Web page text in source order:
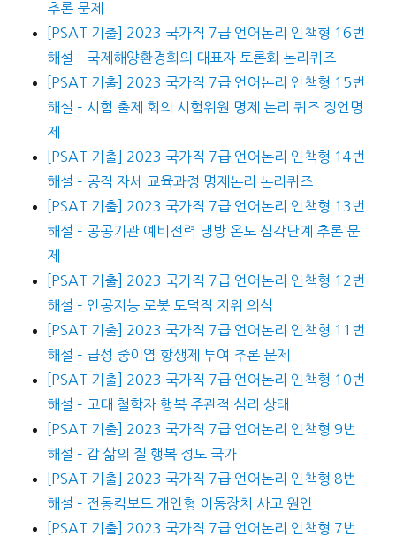
추론 문제
[PSAT 기출] 2023 국가직 7급 언어논리 인책형 16번
해설 – 국제해양환경회의 대표자 토론회 논리퀴즈
[PSAT 기출] 2023 국가직 7급 언어논리 인책형 15번
해설 – 시험 출제 회의 시험위원 명제 논리 퀴즈 정언명
제
[PSAT 기출] 2023 국가직 7급 언어논리 인책형 14번
해설 – 공직 자세 교육과정 명제논리 논리퀴즈
[PSAT 기출] 2023 국가직 7급 언어논리 인책형 13번
해설 – 공공기관 예비전력 냉방 온도 심각단계 추론 문
제
[PSAT 기출] 2023 국가직 7급 언어논리 인책형 12번
해설 – 인공지능 로봇 도덕적 지위 의식
[PSAT 기출] 2023 국가직 7급 언어논리 인책형 11번
해설 – 급성 중이염 항생제 투여 추론 문제
[PSAT 기출] 2023 국가직 7급 언어논리 인책형 10번
해설 – 고대 철학자 행복 주관적 심리 상태
[PSAT 기출] 2023 국가직 7급 언어논리 인책형 9번
해설 – 갑 삶의 질 행복 정도 국가
[PSAT 기출] 2023 국가직 7급 언어논리 인책형 8번
해설 – 전동킥보드 개인형 이동장치 사고 원인
[PSAT 기출] 2023 국가직 7급 언어논리 인책형 7번